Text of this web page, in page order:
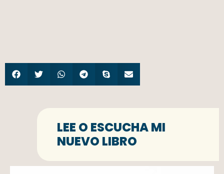
LEE O ESCUCHA MI
NUEVO LIBRO